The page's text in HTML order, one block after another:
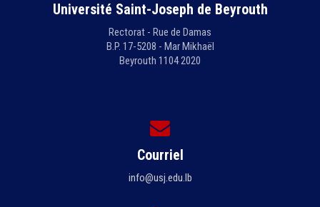
Université Saint-Joseph de Beyrouth
Rectorat - Rue de Damas
B.P. 17-5208 - Mar Mikhaël
Beyrouth 1104 2020
Courriel
info@usj.edu.lb